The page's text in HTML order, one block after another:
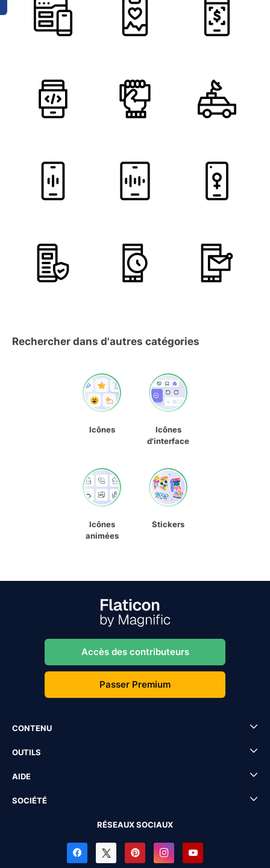
Rechercher dans d'autres catégories
Icônes
Icônes
d'interface
Icônes
animées
Stickers
Accès des contributeurs
Passer Premium
CONTENU
OUTILS
AIDE
SOCIÉTÉ
RÉSEAUX SOCIAUX